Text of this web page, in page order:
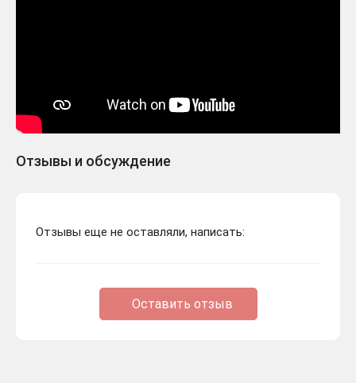
Отзывы и обсуждение
Отзывы еще не оставляли, написать:
Оставить отзыв